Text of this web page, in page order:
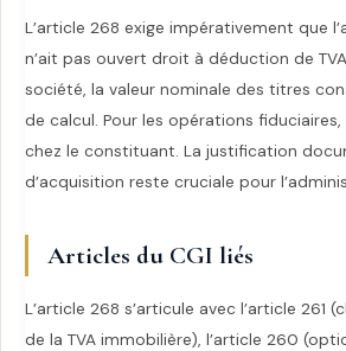
L’article 268 exige impérativement que
n’ait pas ouvert droit à déduction de
société, la valeur nominale des titres
de calcul. Pour les opérations
chez le constituant. La justification
d’acquisition reste cruciale pour
Articles du CGI liés
L’article 268 s’articule avec l’article 261
de la TVA immobilière), l’article 260